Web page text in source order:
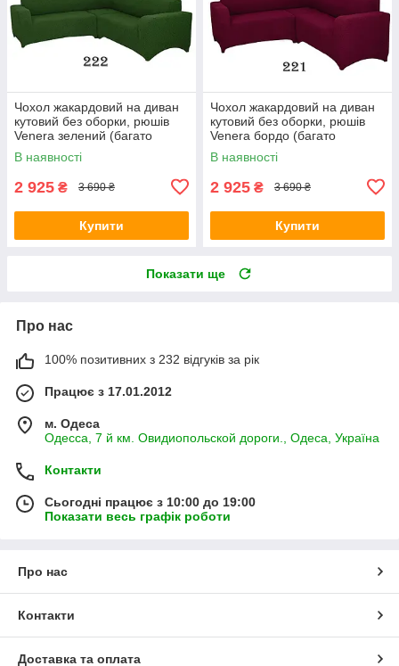
Чохол жакардовий на диван
кутовий без оборки, рюшів
Venera зелений (багато
кольорів)
В наявності
2 925 ₴ 3 690 ₴
Купити
Чохол жакардовий на диван
кутовий без оборки, рюшів
Venera бордо (багато
кольорів)
В наявності
2 925 ₴ 3 690 ₴
Купити
Показати ще
Про нас
100% позитивних з 232 відгуків за рік
Працює з 17.01.2012
м. Одеса
Одесса, 7 й км. Овидиопольской дороги., Одеса, Україна
Контакти
Сьогодні працює з 10:00 до 19:00
Показати весь графік роботи
Про нас
Контакти
Доставка та оплата